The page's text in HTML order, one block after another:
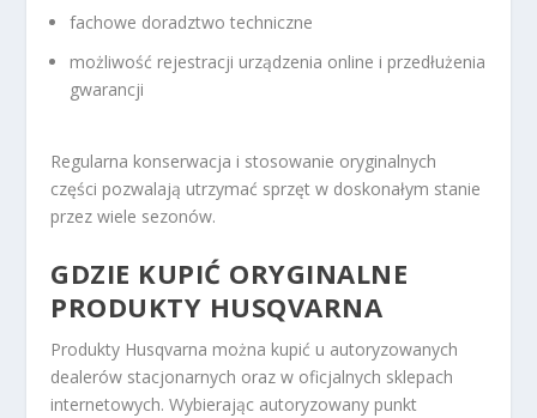
fachowe doradztwo techniczne
możliwość rejestracji urządzenia online i przedłużenia
gwarancji
Regularna konserwacja i stosowanie oryginalnych
części pozwalają utrzymać sprzęt w doskonałym stanie
przez wiele sezonów.
GDZIE KUPIĆ ORYGINALNE
PRODUKTY HUSQVARNA
Produkty Husqvarna można kupić u autoryzowanych
dealerów stacjonarnych oraz w oficjalnych sklepach
internetowych. Wybierając autoryzowany punkt